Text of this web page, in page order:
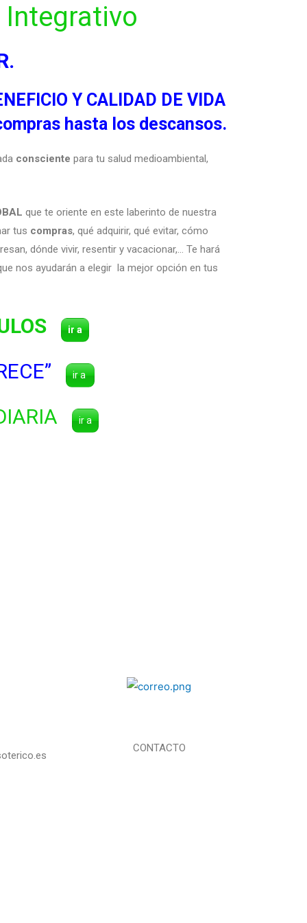
Y CALIDAD DE VIDA
hasta los descansos.
consciente para tu salud medioambiental,
que te oriente en este laberinto de nuestra
tus compras, qué adquirir, qué evitar, cómo
dónde vivir, resentir y vacacionar,… Te hará
nos ayudarán a elegir la mejor opción en tus
ir a
ir a
ir a
CONTACTO